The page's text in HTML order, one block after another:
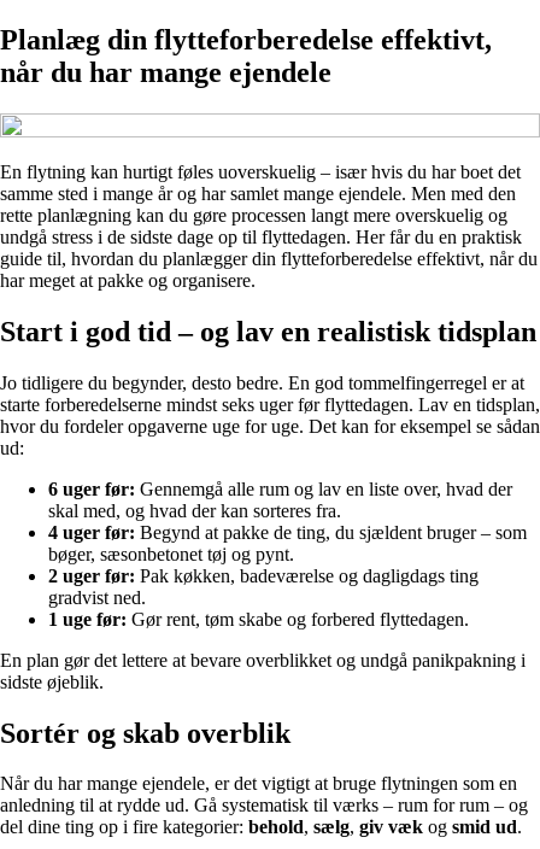
Planlæg din flytteforberedelse effektivt,
når du har mange ejendele
En flytning kan hurtigt føles uoverskuelig – især hvis du har boet det
samme sted i mange år og har samlet mange ejendele. Men med den
rette planlægning kan du gøre processen langt mere overskuelig og
undgå stress i de sidste dage op til flyttedagen. Her får du en praktisk
guide til, hvordan du planlægger din flytteforberedelse effektivt, når du
har meget at pakke og organisere.
Start i god tid – og lav en realistisk tidsplan
Jo tidligere du begynder, desto bedre. En god tommelfingerregel er at
starte forberedelserne mindst seks uger før flyttedagen. Lav en tidsplan,
hvor du fordeler opgaverne uge for uge. Det kan for eksempel se sådan
ud:
6 uger før: Gennemgå alle rum og lav en liste over, hvad der
skal med, og hvad der kan sorteres fra.
4 uger før: Begynd at pakke de ting, du sjældent bruger – som
bøger, sæsonbetonet tøj og pynt.
2 uger før: Pak køkken, badeværelse og dagligdags ting
gradvist ned.
1 uge før: Gør rent, tøm skabe og forbered flyttedagen.
En plan gør det lettere at bevare overblikket og undgå panikpakning i
sidste øjeblik.
Sortér og skab overblik
Når du har mange ejendele, er det vigtigt at bruge flytningen som en
anledning til at rydde ud. Gå systematisk til værks – rum for rum – og
del dine ting op i fire kategorier: behold, sælg, giv væk og smid ud.